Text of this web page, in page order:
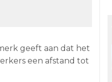
geeft aan dat het
een afstand tot